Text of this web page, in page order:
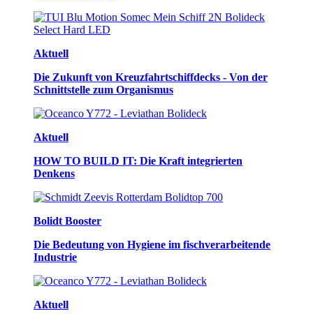
Aktuell
Die Zukunft von Kreuzfahrtschiffdecks - Von der
Schnittstelle zum Organismus
Aktuell
HOW TO BUILD IT: Die Kraft integrierten
Denkens
Bolidt Booster
Die Bedeutung von Hygiene im fischverarbeitende
Industrie
Aktuell